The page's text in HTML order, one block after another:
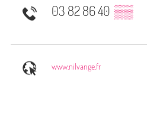
03 82 86 40 ▒▒
www.nilvange.fr